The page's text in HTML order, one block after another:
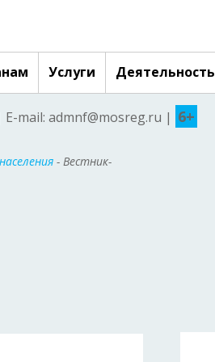
Услуги Деятельность
mail: admnf@mosreg.ru | 6+
- Вестник-